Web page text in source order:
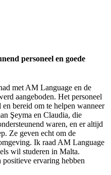
personeel en goede
met AM Language en de
aangeboden. Het personeel
bereid om te helpen wanneer
Şeyma en Claudia, die
waren, en er altijd
Ze geven echt om de
Ik raad AM Language
wil studeren in Malta.
ervaring hebben